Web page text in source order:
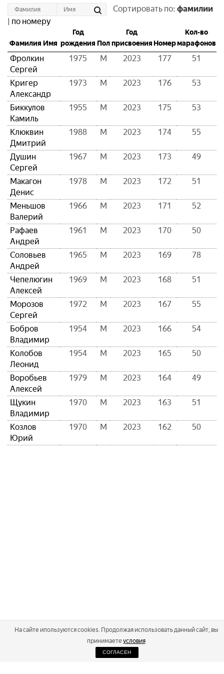
Сортировать по: фамилии
| по номеру
Фамилия Имя
Год
рождения Пол
Год
присвоения Номер
Кол-во
марафонов
Фролкин
Сергей
1975 М 2023 177 51
Кригер
Александр
1973 М 2023 176 53
Биккулов
Камиль
1955 М 2023 175 53
Клюквин
Дмитрий
1988 М 2023 174 55
Душин
Сергей
1967 М 2023 173 49
Макагон
Денис
1978 М 2023 172 51
Меньшов
Валерий
1966 М 2023 171 52
Рафаев
Андрей
1961 М 2023 170 50
Соловьев
Андрей
1965 М 2023 169 78
Чепелюгин
Алексей
1969 М 2023 168 51
Морозов
Сергей
1972 М 2023 167 55
Бобров
Владимир
1954 М 2023 166 54
Колобов
Леонид
1954 М 2023 165 50
Воробьев
Алексей
1979 М 2023 164 49
Щукин
Владимир
1970 М 2023 163 51
Козлов
Юрий
1970 М 2023 162 50
2026
На сайте ипользуются cookies. Продолжая использовать данный сайт, вы
принимаете условия
СОГЛАСЕН